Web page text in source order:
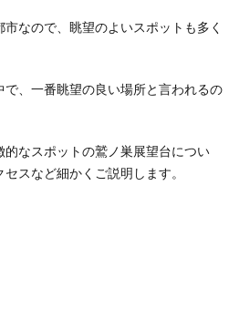
なので、眺望のよいスポットも多く
、一番眺望の良い場所と言われるの
なスポットの鷲ノ巣展望台につい
スなど細かくご説明します。